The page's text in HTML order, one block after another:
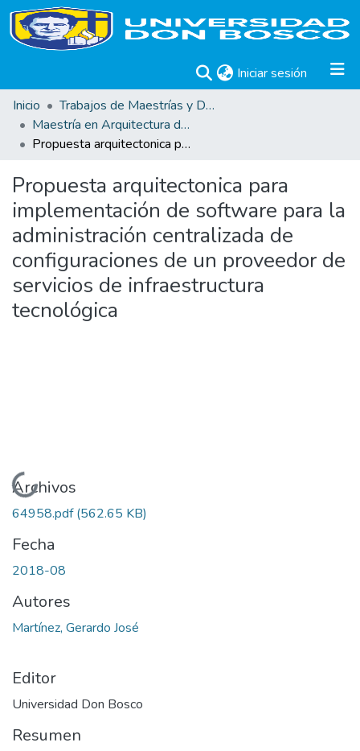
Iniciar sesión (current)
Inicio
Trabajos de Maestrías y Doctorados
Maestría en Arquitectura de Software
Propuesta arquitectonica para implementación de software para la administración centralizada de configuraciones de un proveedor de servicios de infraestructura tecnológica
Propuesta arquitectonica para
implementación de software para la
administración centralizada de
configuraciones de un proveedor de
servicios de infraestructura
tecnológica
Cargando...
Archivos
64958.pdf(562.65 KB)
Fecha
2018-08
Autores
Martínez, Gerardo José
Editor
Universidad Don Bosco
Resumen